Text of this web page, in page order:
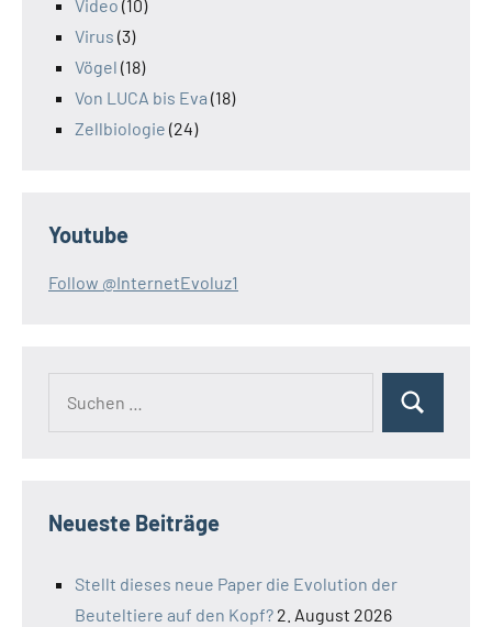
Video (10)
Virus (3)
Vögel (18)
Von LUCA bis Eva (18)
Zellbiologie (24)
Youtube
Follow @InternetEvoluz1
Suchen
Neueste Beiträge
Stellt dieses neue Paper die Evolution der
Beuteltiere auf den Kopf? 2. August 2026